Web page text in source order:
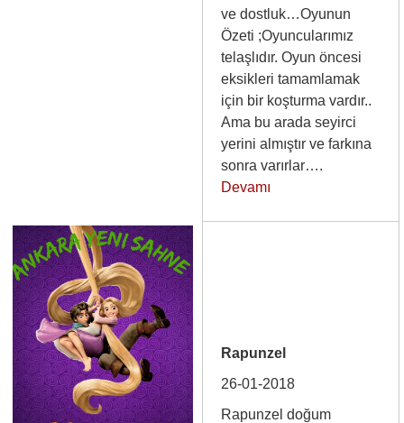
ve dostluk…Oyunun
Özeti ;Oyuncularımız
telaşlıdır. Oyun öncesi
eksikleri tamamlamak
için bir koşturma vardır..
Ama bu arada seyirci
yerini almıştır ve farkına
sonra varırlar….
Devamı
Rapunzel
26-01-2018
Rapunzel doğum